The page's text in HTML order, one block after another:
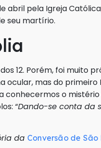
abril pela Igreja
seu martírio.
12. Porém, foi muito
ocular, mas do primeiro
o mistério
“Dando-se conta da
da Conversão de São